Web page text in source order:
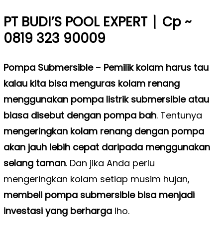
PT BUDI’S POOL EXPERT| Cp ~
0819 323 90009
Pompa Submersible– Pemilik kolam harus tau
kalau kita bisa menguras kolam renang
menggunakan pompa listrik submersible atau
biasa disebut dengan pompa bah. Tentunya
mengeringkan kolam renang dengan pompa
akan jauh lebih cepat daripada menggunakan
selang taman. Dan jika Anda perlu
mengeringkan kolam setiap musim hujan,
membeli pompa submersible bisa menjadi
investasi yang berharga lho.